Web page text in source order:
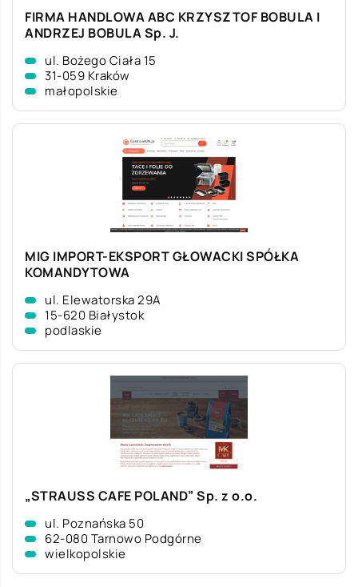
FIRMA HANDLOWA ABC KRZYSZTOF BOBULA I
ANDRZEJ BOBULA Sp. J.
ul. Bożego Ciała 15
31-059 Kraków
małopolskie
MIG IMPORT-EKSPORT GŁOWACKI SPÓŁKA
KOMANDYTOWA
ul. Elewatorska 29A
15-620 Białystok
podlaskie
„STRAUSS CAFE POLAND” Sp. z o.o.
ul. Poznańska 50
62-080 Tarnowo Podgórne
wielkopolskie